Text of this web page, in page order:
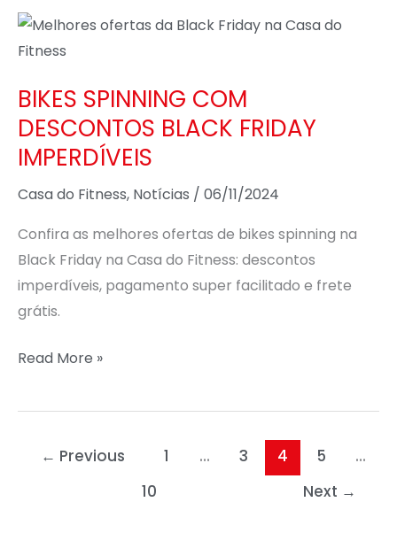
BIKES SPINNING COM
DESCONTOS BLACK FRIDAY
IMPERDÍVEIS
Casa do Fitness, Notícias / 06/11/2024
Confira as melhores ofertas de bikes spinning na
Black Friday na Casa do Fitness: descontos
imperdíveis, pagamento super facilitado e frete
grátis.
BIKES
SPINNING
DESCONTOS
BLACK
FRIDAY
Read More »
← Previous 1 … 3 4 5
…
10
Next →